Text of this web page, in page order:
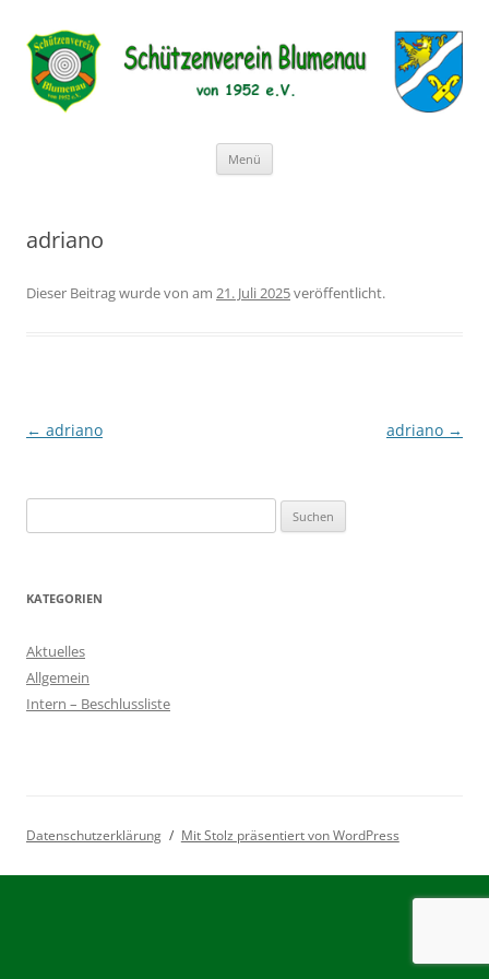
Schützenverein Blumenau von
1952 e.V.
Menü
adriano
Dieser Beitrag wurdevon am 21. Juli 2025veröffentlicht.
Beitragsnavigation
← adriano adriano →
nach:
KATEGORIEN
Aktuelles
Allgemein
Intern – Beschlussliste
Datenschutzerklärung Mit Stolz präsentiert von WordPress